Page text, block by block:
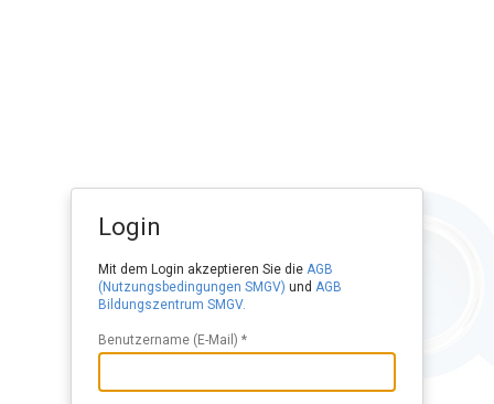
Login
Mit dem Login akzeptieren Sie die AGB
(Nutzungsbedingungen SMGV) und AGB
Bildungszentrum SMGV.
Benutzername (E-Mail) *